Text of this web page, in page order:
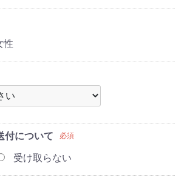
性
付について 必須
受け取らない